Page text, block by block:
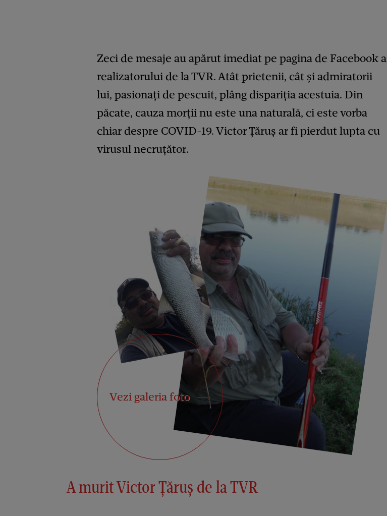
Zeci de mesaje au apărut imediat pe pagina de Facebook a
realizatorului de la TVR. Atât prietenii, cât și admiratorii
lui, pasionați de pescuit, plâng dispariția acestuia. Din
păcate, cauza morții nu este una naturală, ci este vorba
chiar despre COVID-19. Victor Țăruș ar fi pierdut lupta cu
virusul necruțător.
Vezi galeria foto
A murit Victor Țăruș de la TVR